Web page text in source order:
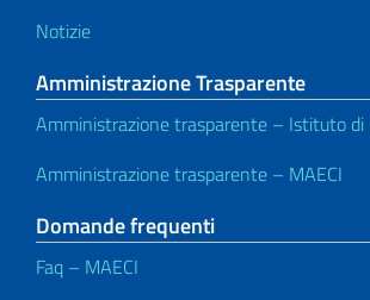
Notizie
Amministrazione Trasparente
Amministrazione trasparente – Istituto di
Amministrazione trasparente – MAECI
Domande frequenti
Faq – MAECI